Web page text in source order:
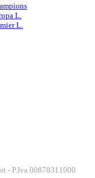
L.
L.
- P.Iva 00878311000